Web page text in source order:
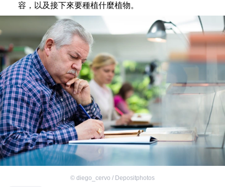
容，以及接下來要種植什麼植物。
© diego_cervo / Depositphotos